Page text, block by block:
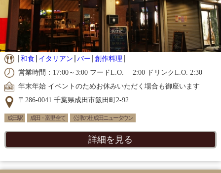
和食 イタリアン バー 創作料理
営業時間：17:00～3:00 フードL.O. 2:00 ドリンクL.O. 2:30
年末年始 イベントのためお休みいただく場合も御座います
〒286-0041 千葉県成田市飯田町2-92
成田駅 成田・富里 全て 公津の杜 成田ニュータウン
詳細を見る